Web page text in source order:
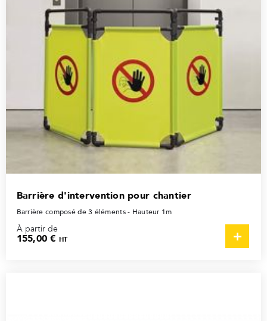
Barrière d'intervention pour chantier
Barrière composé de 3 éléments - Hauteur 1m
À partir de
155,00 €HT